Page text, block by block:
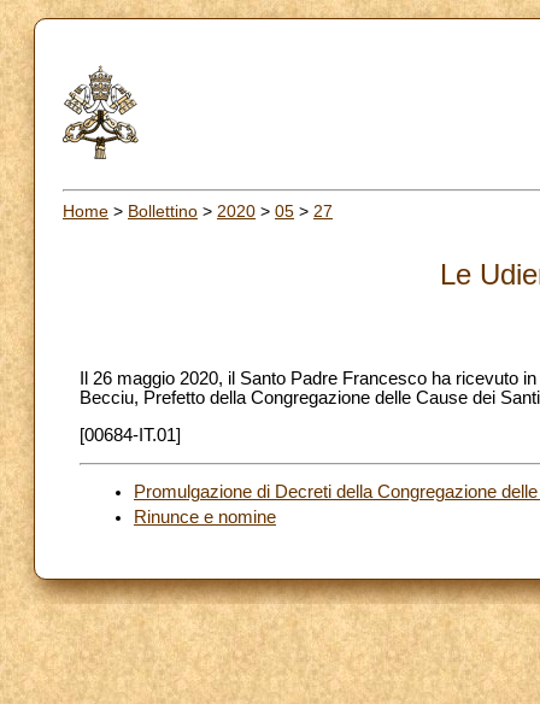
Home > Bollettino > 2020 > 05 > 27
Le
Il 26 maggio 2020, il Santo Padre Francesco ha ricevuto
Becciu, Prefetto della Congregazione delle Cause dei
[00684-IT.01]
Promulgazione di Decreti della Congregazione
Rinunce e nomine